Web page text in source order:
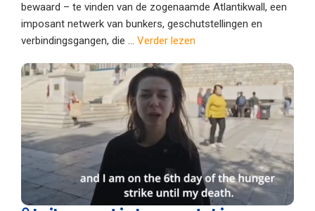
bewaard – te vinden van de zogenaamde Atlantikwall, een
imposant netwerk van bunkers, geschutstellingen en
verbindingsgangen, die ... Verder lezen